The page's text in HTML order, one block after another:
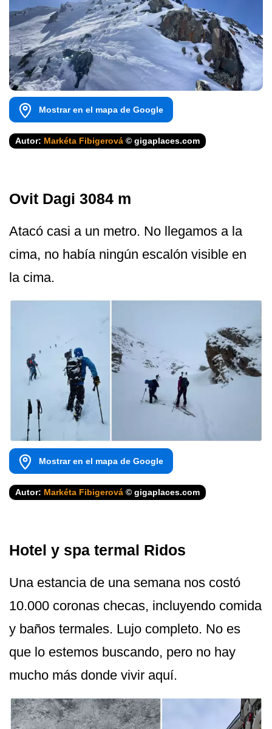
Mostrar en el mapa de Google
Autor: Markéta Fibigerová © gigaplaces.com
Ovit Dagi 3084 m
Atacó casi a un metro. No llegamos a la
cima, no había ningún escalón visible en
la cima.
Mostrar en el mapa de Google
Autor: Markéta Fibigerová © gigaplaces.com
Hotel y spa termal Ridos
Una estancia de una semana nos costó
10.000 coronas checas, incluyendo comida
y baños termales. Lujo completo. No es
que lo estemos buscando, pero no hay
mucho más donde vivir aquí.